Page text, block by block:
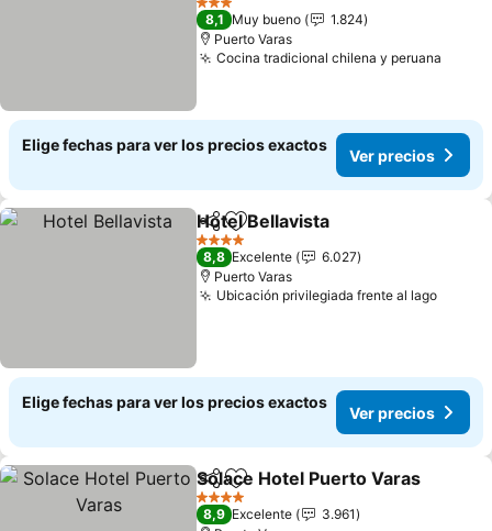
3 Estrellas
8,1 Muy bueno
1.824
Puerto Varas
Cocina tradicional chilena y peruana
Elige fechas para ver los precios exactos
Ver precios
CompartirAgregar a favoritos
Hotel Bellavista
4 Estrellas
8,8 Excelente
6.027
Puerto Varas
Ubicación privilegiada frente al lago
Elige fechas para ver los precios exactos
Ver precios
CompartirAgregar a favoritos
Solace Hotel Puerto Varas
4 Estrellas
8,9 Excelente
3.961